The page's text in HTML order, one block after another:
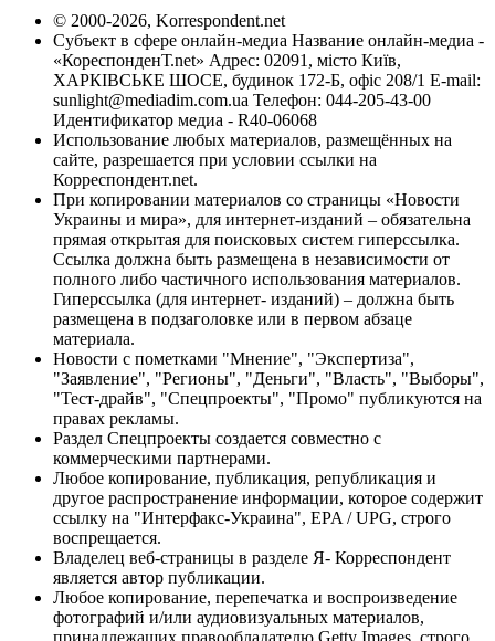
© 2000-2026, Korrespondent.net
Субъект в сфере онлайн-медиа Название онлайн-медиа -
«КореспонденТ.net» Адрес: 02091, місто Київ,
ХАРКІВСЬКЕ ШОСЕ, будинок 172-Б, офіс 208/1 E-mail:
sunlight@mediadim.com.ua Телефон: 044-205-43-00
Идентификатор медиа - R40-06068
Использование любых материалов, размещённых на
сайте, разрешается при условии ссылки на
Корреспондент.net.
При копировании материалов со страницы «Новости
Украины и мира», для интернет-изданий – обязательна
прямая открытая для поисковых систем гиперссылка.
Ссылка должна быть размещена в независимости от
полного либо частичного использования материалов.
Гиперссылка (для интернет- изданий) – должна быть
размещена в подзаголовке или в первом абзаце
материала.
Новости с пометками "Мнение", "Экспертиза",
"Заявление", "Регионы", "Деньги", "Власть", "Выборы",
"Тест-драйв", "Спецпроекты", "Промо" публикуются на
правах рекламы.
Раздел Спецпроекты создается совместно с
коммерческими партнерами.
Любое копирование, публикация, републикация и
другое распространение информации, которое содержит
ссылку на "Интерфакс-Украина", EPA / UPG, строго
воспрещается.
Владелец веб-страницы в разделе Я- Корреспондент
является автор публикации.
Любое копирование, перепечатка и воспроизведение
фотографий и/или аудиовизуальных материалов,
принадлежащих правообладателю Getty Images, строго